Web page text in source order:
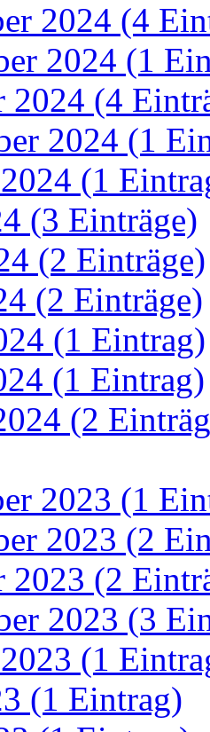
2024 (4
2024 (1
2024 (4
2024 (1
(1
(3 Einträge)
(2 Einträge)
(2 Einträge)
(1 Eintrag)
(1 Eintrag)
(2
2023 (1
2023 (2
2023 (2
2023 (3
(1
(1 Eintrag)